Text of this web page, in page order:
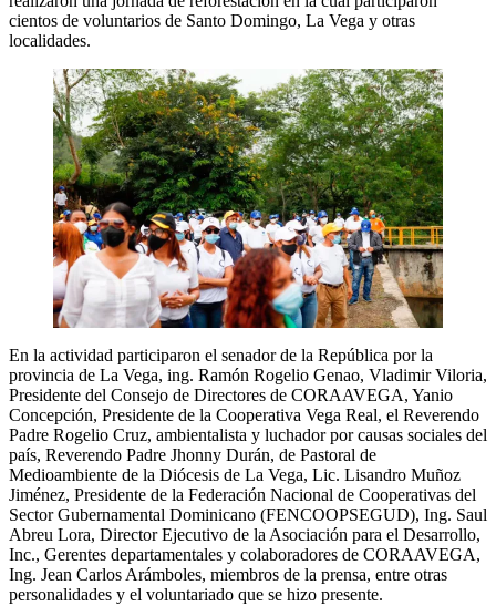
cientos de voluntarios de Santo Domingo, La Vega y otras
localidades.
En la actividad participaron el senador de la República por la
provincia de La Vega, ing. Ramón Rogelio Genao, Vladimir Viloria,
Presidente del Consejo de Directores de CORAAVEGA, Yanio
Concepción, Presidente de la Cooperativa Vega Real, el Reverendo
Padre Rogelio Cruz, ambientalista y luchador por causas sociales del
país, Reverendo Padre Jhonny Durán, de Pastoral de
Medioambiente de la Diócesis de La Vega, Lic. Lisandro Muñoz
Jiménez, Presidente de la Federación Nacional de Cooperativas del
Sector Gubernamental Dominicano (FENCOOPSEGUD), Ing. Saul
Abreu Lora, Director Ejecutivo de la Asociación para el Desarrollo,
Inc., Gerentes departamentales y colaboradores de CORAAVEGA,
Ing. Jean Carlos Arámboles, miembros de la prensa, entre otras
personalidades y el voluntariado que se hizo presente.